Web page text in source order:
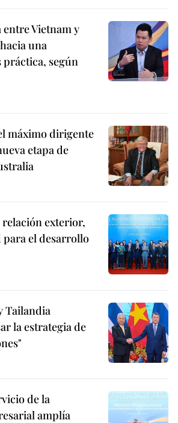
entre Vietnam y
una
según
máximo dirigente
etapa de
relación exterior,
el desarrollo
Tailandia
la estrategia de
de la
amplía